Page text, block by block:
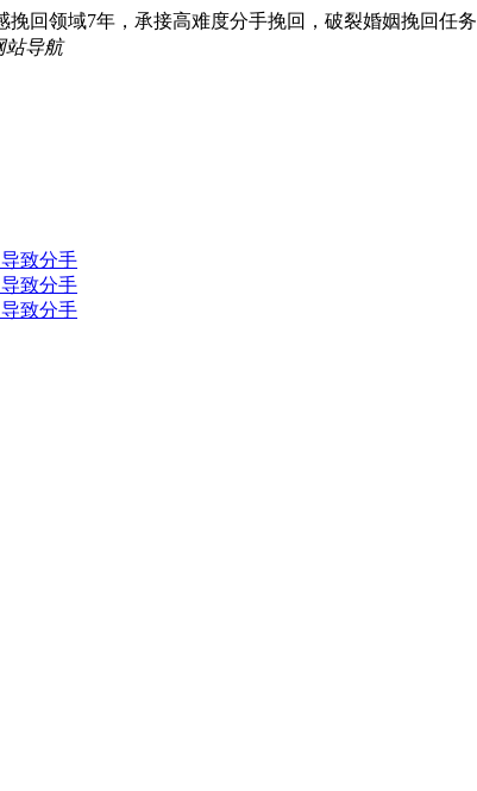
挽回领域7年，承接高难度分手挽回，破裂婚姻挽回任务
站导航
致分手
致分手
致分手